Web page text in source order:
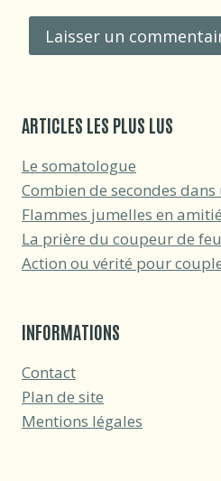
ARTICLES LES PLUS LUS
Le somatologue
Combien de secondes dans
Flammes jumelles en amitié
La prière du coupeur de feu
Action ou vérité pour
INFORMATIONS
Contact
Plan de site
Mentions légales